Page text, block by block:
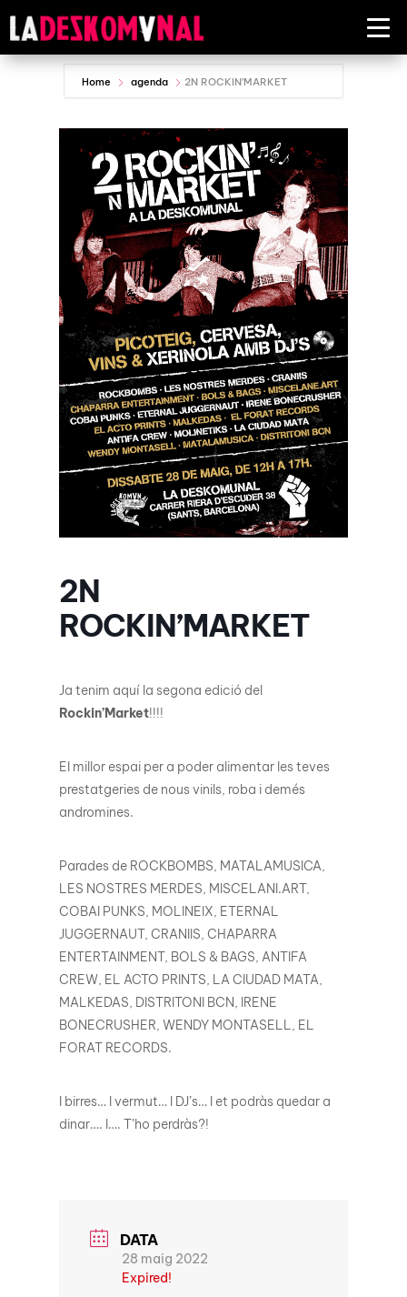
Home agenda 2N ROCKIN’MARKET
2N
ROCKIN’MARKET
Ja tenim aquí la segona edició del
Rockin’Market!!!!
El millor espai per a poder alimentar les teves
prestatgeries de nous vinils, roba i demés
andromines.
Parades de ROCKBOMBS, MATALAMUSICA,
LES NOSTRES MERDES, MISCELANI.ART,
COBAI PUNKS, MOLINEIX, ETERNAL
JUGGERNAUT, CRANIIS, CHAPARRA
ENTERTAINMENT, BOLS & BAGS, ANTIFA
CREW, EL ACTO PRINTS, LA CIUDAD MATA,
MALKEDAS, DISTRITONI BCN, IRENE
BONECRUSHER, WENDY MONTASELL, EL
FORAT RECORDS.
I birres… I vermut… I DJ’s… I et podràs quedar a
dinar…. I…. T’ho perdràs?!
DATA
28 maig 2022
Expired!